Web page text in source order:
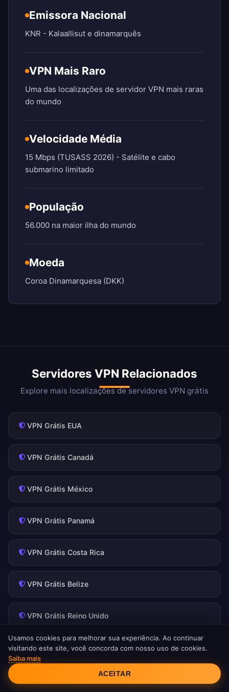
Emissora Nacional
KNR - Kalaallisut e dinamarquês
VPN Mais Raro
Uma das localizações de servidor VPN mais raras
do mundo
Velocidade Média
15 Mbps (TUSASS 2026) - Satélite e cabo
submarino limitado
População
56.000 na maior ilha do mundo
Moeda
Coroa Dinamarquesa (DKK)
Servidores VPN Relacionados
Explore mais localizações de servidores VPN grátis
VPN Grátis EUA
VPN Grátis Canadá
VPN Grátis México
VPN Grátis Panamá
VPN Grátis Costa Rica
VPN Grátis Belize
VPN Grátis Reino Unido
VPN Grátis Alemanha
Consentimento de Cookies
Usamos cookies para melhorar sua experiência. Ao continuar
visitando este site, você concorda com nosso uso de cookies.
Saiba mais
ACEITAR